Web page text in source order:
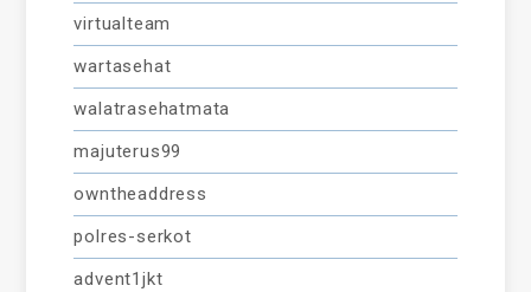
virtualteam
wartasehat
walatrasehatmata
majuterus99
owntheaddress
polres-serkot
advent1jkt